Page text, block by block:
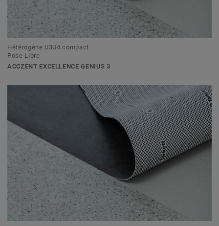
Hétérogène U3U4 compact
Pose Libre
ACCZENT EXCELLENCE GENIUS 3